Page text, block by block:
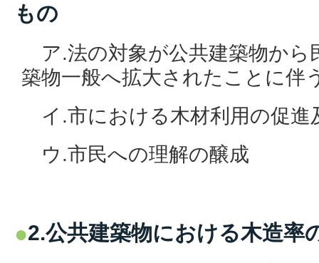
もの
ア.法の対象が公共建築物から
築物一般へ拡大されたことに伴
イ.市における木材利用の促進
ウ.市民への理解の醸成
2.公共建築物における木造率